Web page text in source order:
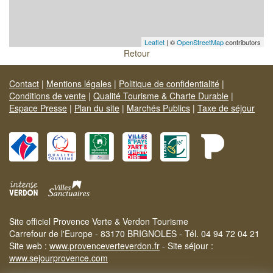
Leaflet | ©OpenStreetMapcontributors
Retour
Contact | Mentions légales | Politique de confidentialité |
Conditions de vente | Qualité Tourisme & Charte Durable |
Espace Presse | Plan du site | Marchés Publics | Taxe de séjour
Site officiel Provence Verte & Verdon Tourisme
Carrefour de l'Europe - 83170 BRIGNOLES - Tél. 04 94 72 04 21
Site web : www.provenceverteverdon.fr - Site séjour :
www.sejourprovence.com